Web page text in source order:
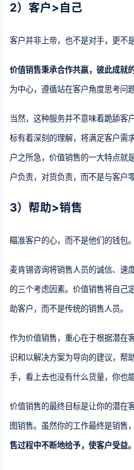
2）客户>自己
客户并非上帝，也不是对手，更不是
价值销售秉承合作共赢，彼此成就
为中心，遵循站在客户角度思考问
当然，这种服务并不意味着跪舔客
标有着深刻的理解，将满足客户需
户之所急，价值销售的一大特点就
户负责，对货负责，而不是与客户
3）帮助>销售
瞄准客户的心，而不是他们的钱包。
麦肯锡咨询将销售人员的诚信、速
的三个考虑因素。价值销售将自己
助客户，而不是传统的销售人员。
作为价值销售，重心在于根据潜在
识和以解决方案为导向的建议，帮
手，看上去也没有什么货量，你也
价值销售的最终目标是让你的潜在
图销售。虽然你的工作最终是销售
售过程中不断地给予，使客户受益。